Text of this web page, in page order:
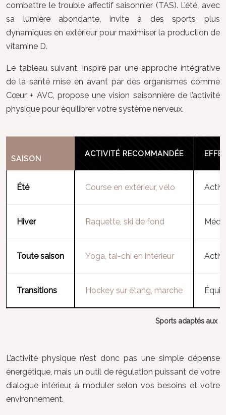
combattre le trouble affectif saisonnier (TAS). L’été, avec
sa lumière abondante, invite à des sports plus
dynamiques en extérieur pour maximiser la production de
vitamine D.
Le tableau suivant, inspiré par une approche intégrative
de la santé mise en avant par des organismes comme
Cœur + AVC, propose une vision saisonnière de l’activité
physique pour équilibrer votre système nerveux.
Sports adaptés aux
SAISON
ACTIVITÉ RECOMMANDÉE
Été Course en extérieur, vélo
Hiver Raquette, ski de fond
Toute saison Yoga, tai-chi en intérieur
Transitions Hockey sur étang, marche
L’activité physique n’est donc pas une simple dépense
énergétique, mais un outil de régulation puissant de votre
dialogue intérieur, à moduler selon vos besoins et votre
environnement.